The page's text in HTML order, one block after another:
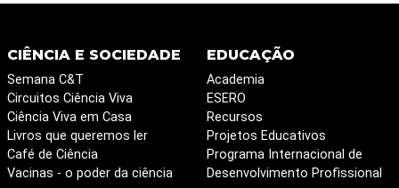
CIÊNCIA E SOCIEDADE
Semana C&T
Circuitos Ciência Viva
Ciência Viva em Casa
Livros que queremos ler
Café de Ciência
Vacinas - o poder da ciência
EDUCAÇÃO
Academia
ESERO
Recursos
Projetos Educativos
Programa Internacional de
Desenvolvimento Profissional